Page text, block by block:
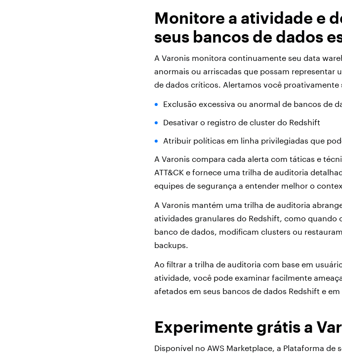
Monitore a atividade e
seus bancos de dados
A Varonis monitora continuamente seu data
anormais ou arriscadas que possam representar
de dados críticos. Alertamos você
Exclusão excessiva ou anormal de bancos de
Desativar o registro de cluster do Redshift
Atribuir políticas em linha privilegiadas que
A Varonis compara cada alerta com táticas e
ATT&CK e fornece uma trilha de auditoria
equipes de segurança a entender melhor o
A Varonis mantém uma trilha de auditoria
atividades granulares do Redshift, como quando
banco de dados, modificam clusters ou
backups.
Ao filtrar a trilha de auditoria com base em
atividade, você pode examinar facilmente
afetados em seus bancos de dados Redshift e
Experimente grátis a
Disponível no AWS Marketplace, a Plataforma de